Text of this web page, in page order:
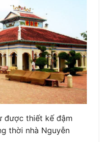
được thiết kế đậm
thời nhà Nguyễn